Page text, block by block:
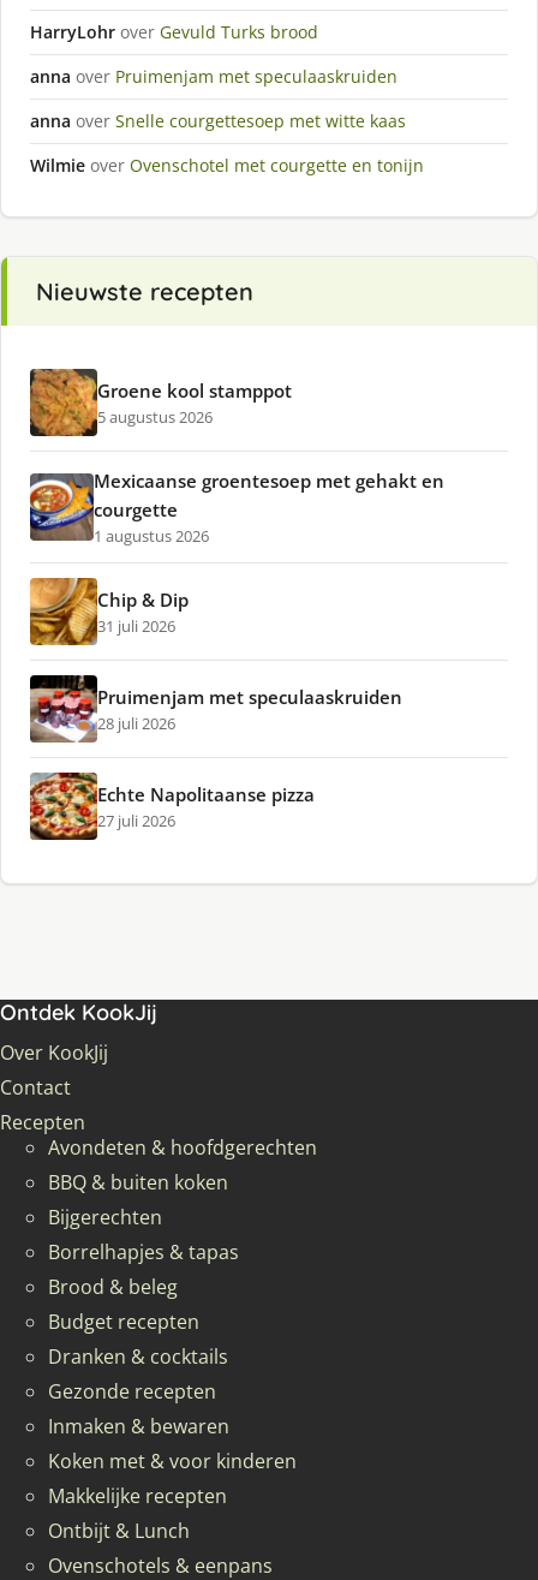
HarryLohr over Gevuld Turks brood
anna over Pruimenjam met speculaaskruiden
anna over Snelle courgettesoep met witte kaas
Wilmie over Ovenschotel met courgette en tonijn
Nieuwste recepten
Groene kool stamppot
5 augustus 2026
Mexicaanse groentesoep met gehakt en
courgette
1 augustus 2026
Chip & Dip
31 juli 2026
Pruimenjam met speculaaskruiden
28 juli 2026
Echte Napolitaanse pizza
27 juli 2026
Ontdek KookJij
Over KookJij
Contact
Recepten
Avondeten & hoofdgerechten
BBQ & buiten koken
Bijgerechten
Borrelhapjes & tapas
Brood & beleg
Budget recepten
Dranken & cocktails
Gezonde recepten
Inmaken & bewaren
Koken met & voor kinderen
Makkelijke recepten
Ontbijt & Lunch
Ovenschotels & eenpans